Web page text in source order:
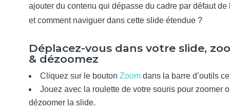
ajouter du contenu qui dépasse du cadre par défaut de
et comment naviguer dans cette slide étendue ?
Déplacez-vous dans votre slide,
& dézoomez
Cliquez sur le bouton Zoom dans la barre d’outils
Jouez avec la roulette de votre souris pour zoomer
dézoomer la slide.